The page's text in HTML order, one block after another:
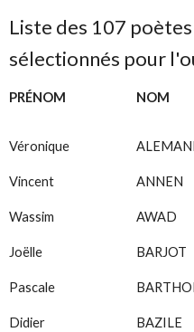
Liste des 107
sélectionnés pour
PRÉNOM NOM
Véronique
Vincent ANNEN
Wassim AWAD
Joëlle BARJOT
Pascale
Didier BAZILE